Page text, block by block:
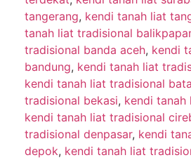
tangerang, kendi tanah liat
tanah liat tradisional
tradisional banda aceh, kendi
bandung, kendi tanah liat
kendi tanah liat tradisional
tradisional bekasi, kendi
kendi tanah liat tradisional
tradisional denpasar, kendi
depok, kendi tanah liat